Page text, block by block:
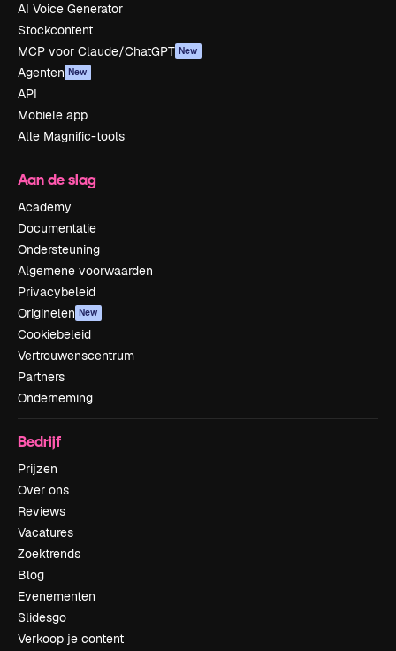
AI Voice Generator
Stockcontent
MCP voor Claude/ChatGPT New
Agenten New
API
Mobiele app
Alle Magnific-tools
Aan de slag
Academy
Documentatie
Ondersteuning
Algemene voorwaarden
Privacybeleid
Originelen New
Cookiebeleid
Vertrouwenscentrum
Partners
Onderneming
Bedrijf
Prijzen
Over ons
Reviews
Vacatures
Zoektrends
Blog
Evenementen
Slidesgo
Verkoop je content